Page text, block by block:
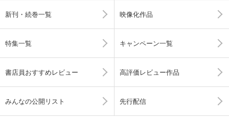
新刊・続巻一覧 映像化作品
特集一覧 キャンペーン一覧
書店員おすすめレビュー 高評価レビュー作品
みんなの公開リスト 先行配信